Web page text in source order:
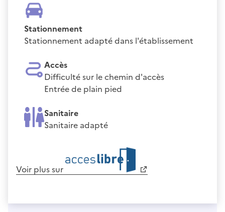
Stationnement
Stationnement adapté dans l'établissement
Accès
Difficulté sur le chemin d'accès
Entrée de plain pied
Sanitaire
Sanitaire adapté
Voir plus sur